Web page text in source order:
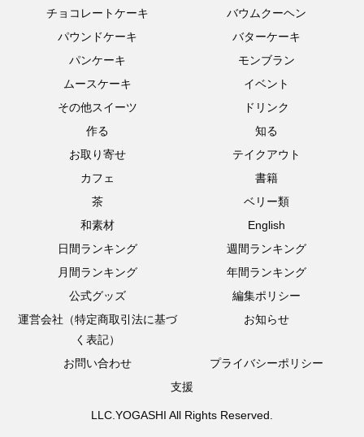
チョコレートケーキ
バウムクーヘン
パウンドケーキ
バターケーキ
パンケーキ
モンブラン
ムースケーキ
イベント
その他スイーツ
ドリンク
作る
知る
お取り寄せ
テイクアウト
カフェ
書籍
茶
ベリー類
和素材
English
日間ランキング
週間ランキング
月間ランキング
年間ランキング
公式グッズ
編集ポリシー
運営会社（特定商取引法に基づ
く表記）
お知らせ
お問い合わせ
プライバシーポリシー
支援
LLC.YOGASHI All Rights Reserved.